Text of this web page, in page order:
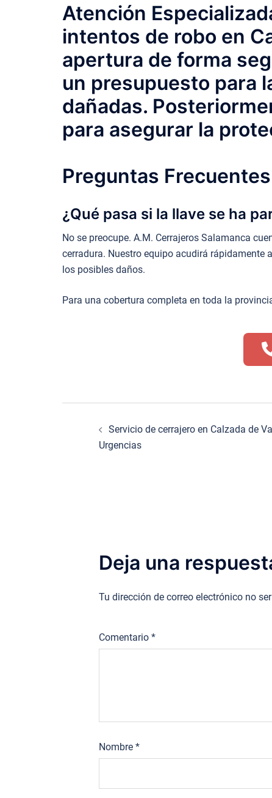
Atención
intentos de robo en
apertura de forma
un presupuesto para
dañadas.
para asegurar la
Preguntas
¿Qué pasa si la llave se ha
No se preocupe. A.M. Cerrajeros Salamanca
cerradura. Nuestro equipo acudirá rápidamente
los posibles daños.
Para una cobertura completa en toda la
Navegación
Servicio de cerrajero en Calzada de
Urgencias
Deja una
Tu dirección de correo electrónico no
Comentario *
Nombre *